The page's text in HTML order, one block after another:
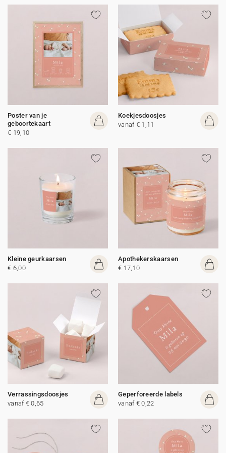
Poster van je
geboortekaart
€ 19,10
Koekjesdoosjes
vanaf € 1,11
Kleine geurkaarsen
€ 6,00
Apothekerskaarsen
€ 17,10
Verrassingsdoosjes
vanaf € 0,65
Geperforeerde labels
vanaf € 0,22